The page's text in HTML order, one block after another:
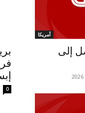
أمريكا
إلى
0